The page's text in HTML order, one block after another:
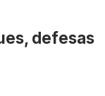
defesas